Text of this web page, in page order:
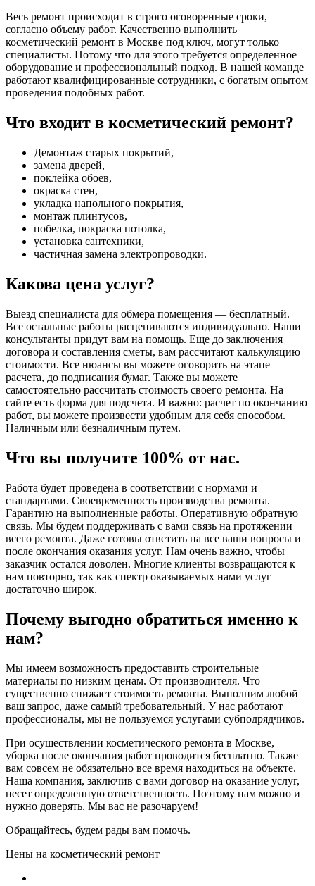
Весь ремонт происходит в строго оговоренные сроки,
согласно объему работ. Качественно выполнить
косметический ремонт в Москве под ключ, могут только
специалисты. Потому что для этого требуется определенное
оборудование и профессиональный подход. В нашей команде
работают квалифицированные сотрудники, с богатым опытом
проведения подобных работ.
Что входит в косметический ремонт?
Демонтаж старых покрытий,
замена дверей,
поклейка обоев,
окраска стен,
укладка напольного покрытия,
монтаж плинтусов,
побелка, покраска потолка,
установка сантехники,
частичная замена электропроводки.
Какова цена услуг?
Выезд специалиста для обмера помещения — бесплатный.
Все остальные работы расцениваются индивидуально. Наши
консультанты придут вам на помощь. Еще до заключения
договора и составления сметы, вам рассчитают калькуляцию
стоимости. Все нюансы вы можете оговорить на этапе
расчета, до подписания бумаг. Также вы можете
самостоятельно рассчитать стоимость своего ремонта. На
сайте есть форма для подсчета. И важно: расчет по окончанию
работ, вы можете произвести удобным для себя способом.
Наличным или безналичным путем.
Что вы получите 100% от нас.
Работа будет проведена в соответствии с нормами и
стандартами. Своевременность производства ремонта.
Гарантию на выполненные работы. Оперативную обратную
связь. Мы будем поддерживать с вами связь на протяжении
всего ремонта. Даже готовы ответить на все ваши вопросы и
после окончания оказания услуг. Нам очень важно, чтобы
заказчик остался доволен. Многие клиенты возвращаются к
нам повторно, так как спектр оказываемых нами услуг
достаточно широк.
Почему выгодно обратиться именно к
нам?
Мы имеем возможность предоставить строительные
материалы по низким ценам. От производителя. Что
существенно снижает стоимость ремонта. Выполним любой
ваш запрос, даже самый требовательный. У нас работают
профессионалы, мы не пользуемся услугами субподрядчиков.
При осуществлении косметического ремонта в Москве,
уборка после окончания работ проводится бесплатно. Также
вам совсем не обязательно все время находиться на объекте.
Наша компания, заключив с вами договор на оказание услуг,
несет определенную ответственность. Поэтому нам можно и
нужно доверять. Мы вас не разочаруем!
Обращайтесь, будем рады вам помочь.
Цены на косметический ремонт